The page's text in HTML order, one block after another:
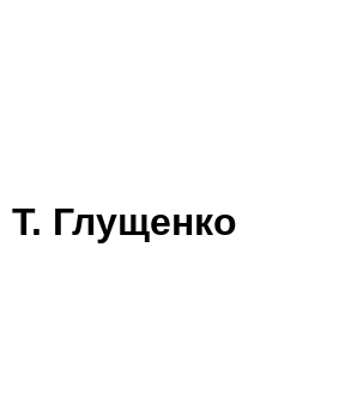
Глущенко